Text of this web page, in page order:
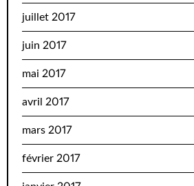
juillet 2017
juin 2017
mai 2017
avril 2017
mars 2017
février 2017